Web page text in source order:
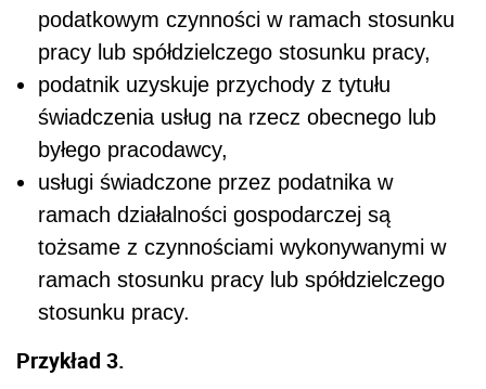
podatkowym czynności w ramach stosunku
pracy lub spółdzielczego stosunku pracy,
podatnik uzyskuje przychody z tytułu
świadczenia usług na rzecz obecnego lub
byłego pracodawcy,
usługi świadczone przez podatnika w
ramach działalności gospodarczej są
tożsame z czynnościami wykonywanymi w
ramach stosunku pracy lub spółdzielczego
stosunku pracy.
Przykład 3.